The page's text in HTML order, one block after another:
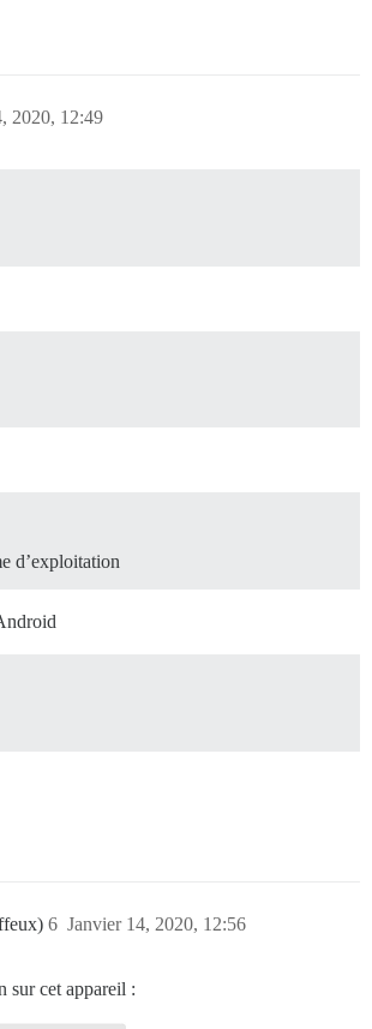
2020, 12:49
d’exploitation
Janvier 14, 2020, 12:56
6
sur cet appareil :